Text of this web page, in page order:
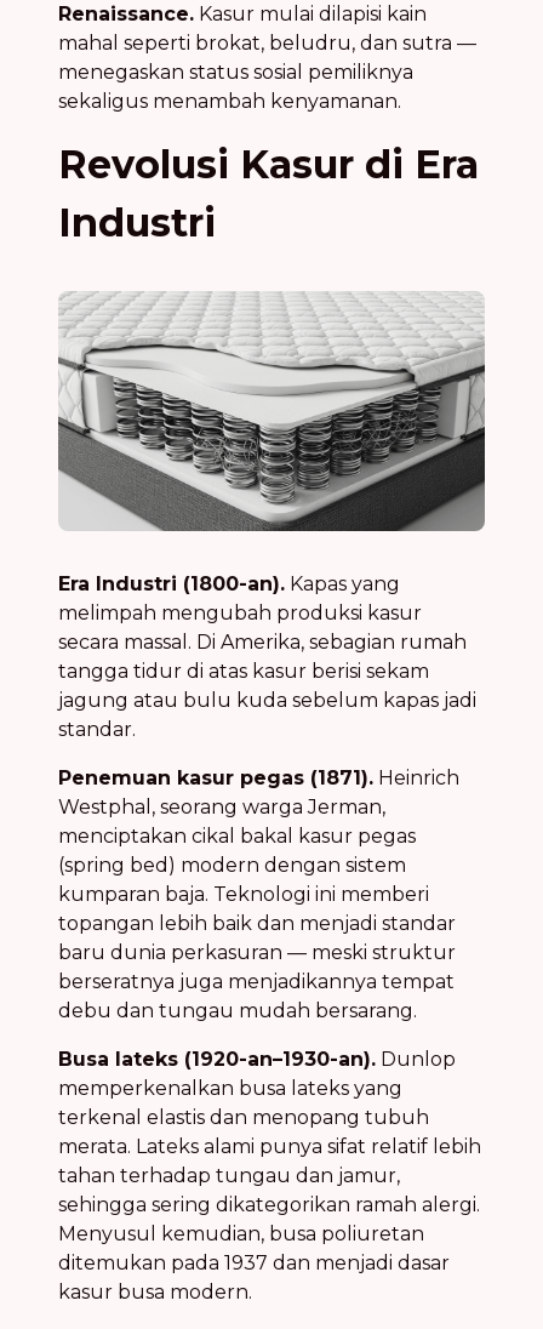
Renaissance. Kasur mulai dilapisi kain
mahal seperti brokat, beludru, dan sutra —
menegaskan status sosial pemiliknya
sekaligus menambah kenyamanan.
Revolusi Kasur di Era
Industri
Era Industri (1800-an). Kapas yang
melimpah mengubah produksi kasur
secara massal. Di Amerika, sebagian rumah
tangga tidur di atas kasur berisi sekam
jagung atau bulu kuda sebelum kapas jadi
standar.
Penemuan kasur pegas (1871). Heinrich
Westphal, seorang warga Jerman,
menciptakan cikal bakal kasur pegas
(spring bed) modern dengan sistem
kumparan baja. Teknologi ini memberi
topangan lebih baik dan menjadi standar
baru dunia perkasuran — meski struktur
berseratnya juga menjadikannya tempat
debu dan tungau mudah bersarang.
Busa lateks (1920-an–1930-an). Dunlop
memperkenalkan busa lateks yang
terkenal elastis dan menopang tubuh
merata. Lateks alami punya sifat relatif lebih
tahan terhadap tungau dan jamur,
sehingga sering dikategorikan ramah alergi.
Menyusul kemudian, busa poliuretan
ditemukan pada 1937 dan menjadi dasar
kasur busa modern.